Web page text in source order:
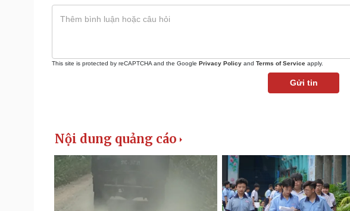
This site is protected by reCAPTCHA and the Google Privacy Policy and Terms of Service apply.
Gửi tin